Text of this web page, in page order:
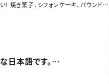
! 焼き菓子、シフォンケーキ、パウンドケ
日本語です。
語の誤用